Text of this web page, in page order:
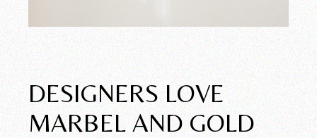
DESIGNERS LOVE
MARBEL AND GOLD